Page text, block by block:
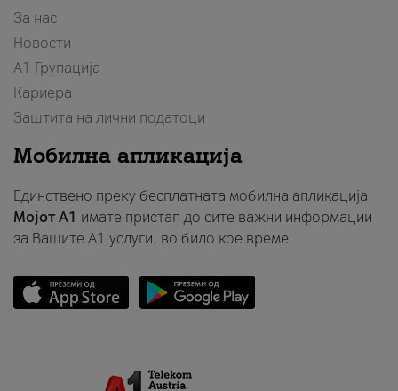
За нас
Новости
А1 Групација
Кариера
Заштита на лични податоци
Мобилна апликација
Единствено преку бесплатната мобилна апликација
Мојот A1 имате пристап до сите важни информации
за Вашите A1 услуги, во било кое време.